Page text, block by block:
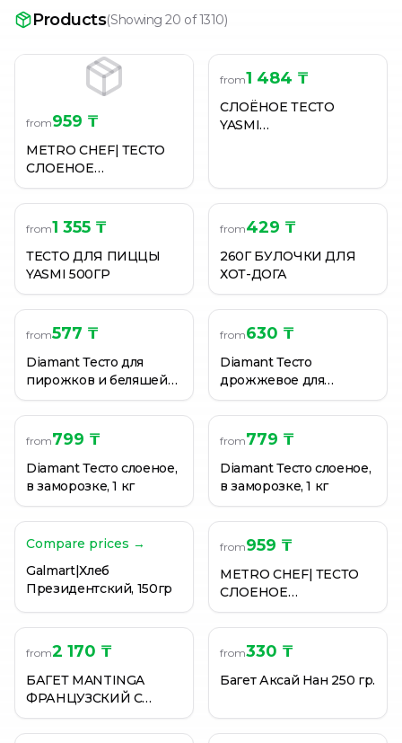
Products(Showing 20 of 1310)
from959 ₸
METRO CHEF| ТЕСТО
СЛОЕНОЕ
БЕЗДРОЖЖЕВОЕ 500Г
from1 484 ₸
СЛОЁНОЕ ТЕСТО
YASMI
from1 355 ₸
ТЕСТО ДЛЯ ПИЦЦЫ
YASMI 500ГР
from429 ₸
260Г БУЛОЧКИ ДЛЯ
ХОТ-ДОГА
from577 ₸
Diamant Тесто для
пирожков и беляшей
0,8 кг
from630 ₸
Diamant Тесто
дрожжевое для
баурсаков 0,8 кг
from799 ₸
Diamant Тесто слоеное,
в заморозке, 1 кг
from779 ₸
Diamant Тесто слоеное,
в заморозке, 1 кг
Compare prices →
Galmart|Хлеб
Президентский, 150гр
from959 ₸
METRO CHEF| ТЕСТО
СЛОЕНОЕ
ДРОЖЖЕВОЕ 500ГР
from2 170 ₸
БАГЕТ MANTINGA
ФРАНЦУЗСКИЙ С
ЧЕСНОЧНЫМ
МАСЛОМ 2*350 ГР
from330 ₸
Багет Аксай Нан 250 гр.
Батон нарезной